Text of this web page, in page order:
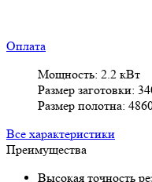
Оплата
Мощность: 2.2 кВт
Размер заготовки:
Размер полотна:
Все характеристики
Преимущества
Высокая точность